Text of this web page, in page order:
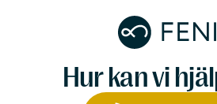
Hur kan vi